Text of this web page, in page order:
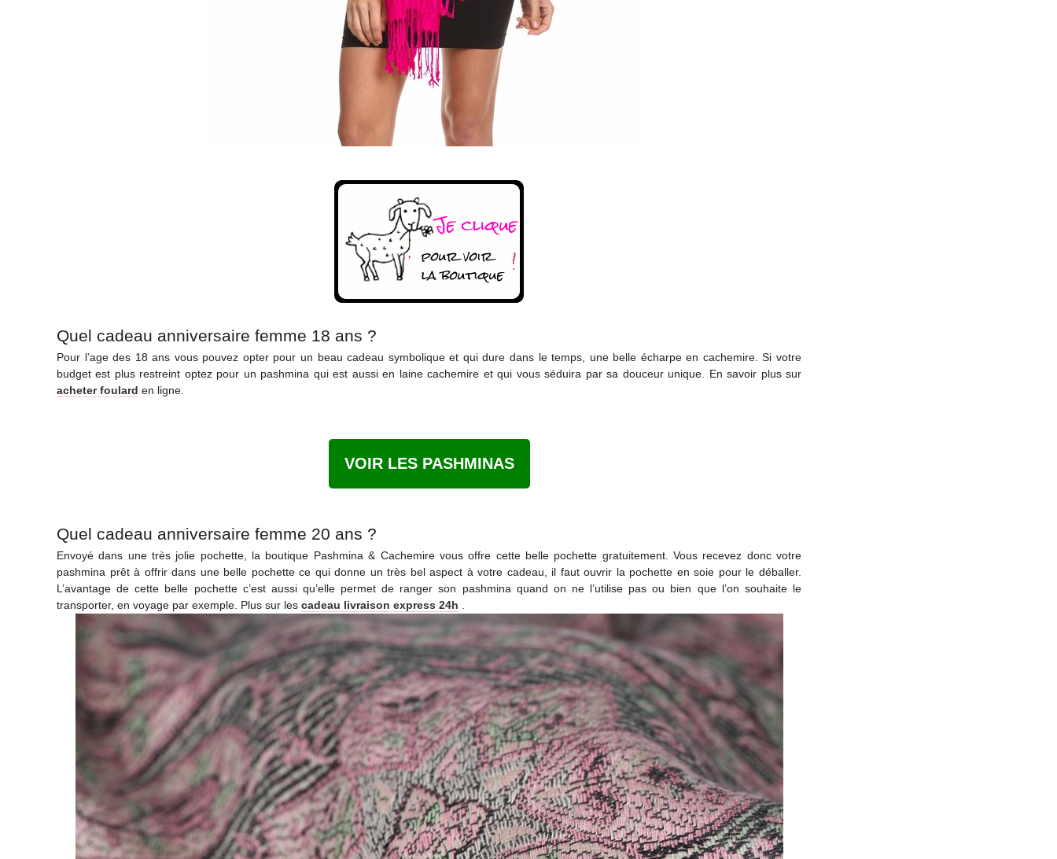
Quel cadeau anniversaire femme 18 ans ?
Pour l’age des 18 ans vous pouvez opter pour un beau cadeau symbolique et qui dure dans le temps, une belle écharpe en cachemire. Si votre
budget est plus restreint optez pour un pashmina qui est aussi en laine cachemire et qui vous séduira par sa douceur unique. En savoir plus sur
acheter foulard en ligne.
VOIR LES PASHMINAS
Quel cadeau anniversaire femme 20 ans ?
Envoyé dans une très jolie pochette, la boutique Pashmina & Cachemire vous offre cette belle pochette gratuitement. Vous recevez donc votre
pashmina prêt à offrir dans une belle pochette ce qui donne un très bel aspect à votre cadeau, il faut ouvrir la pochette en soie pour le déballer.
L’avantage de cette belle pochette c’est aussi qu’elle permet de ranger son pashmina quand on ne l’utilise pas ou bien que l’on souhaite le
transporter, en voyage par exemple. Plus sur les cadeau livraison express 24h